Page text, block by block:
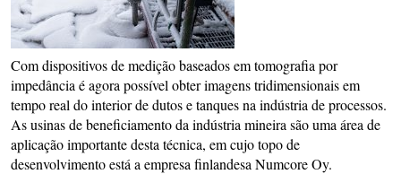
Com dispositivos de medição baseados em tomografia por
impedância é agora possível obter imagens tridimensionais em
tempo real do interior de dutos e tanques na indústria de processos.
As usinas de beneficiamento da indústria mineira são uma área de
aplicação importante desta técnica, em cujo topo de
desenvolvimento está a empresa finlandesa Numcore Oy.